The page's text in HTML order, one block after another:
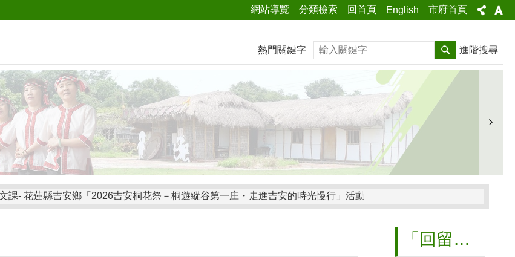
網站導覽 分類檢索 回首頁 English 市府首頁
熱門關鍵字 搜尋 進階搜尋
課- 花蓮縣吉安鄉「2026吉安桐花祭－桐遊縱谷第一庄・走進吉安的時光慢行」活動
課- 「115年度臺南市客語能力認證暨輔導獎勵計畫」修訂 「回留佳里」社造影片